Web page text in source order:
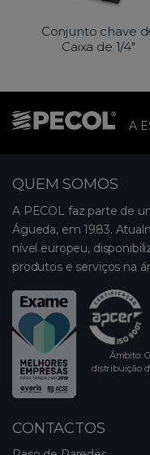
Conjunto chave
Caixa de 1/4"
A
QUEM SOMOS
A PECOL faz parte de
Águeda, em 1983.
nível europeu,
produtos e serviços na
Âmbito:
distribuição
CONTACTOS